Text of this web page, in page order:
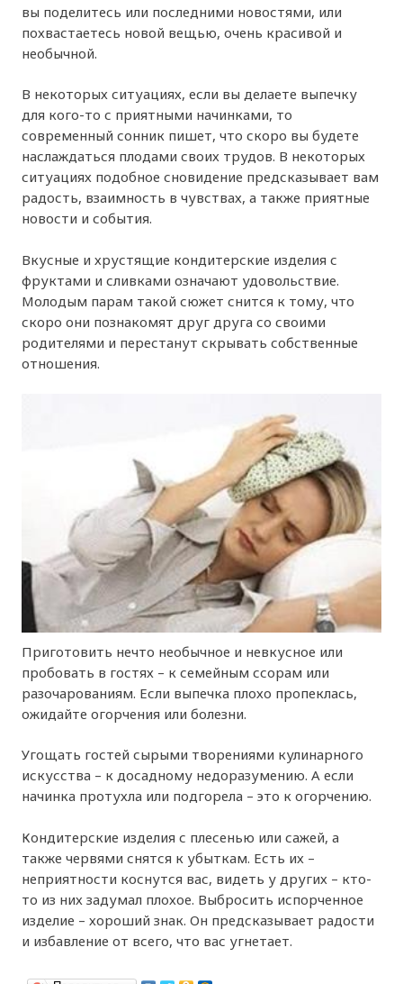
вы поделитесь или последними новостями, или
похвастаетесь новой вещью, очень красивой и
необычной.
В некоторых ситуациях, если вы делаете выпечку
для кого-то с приятными начинками, то
современный сонник пишет, что скоро вы будете
наслаждаться плодами своих трудов. В некоторых
ситуациях подобное сновидение предсказывает вам
радость, взаимность в чувствах, а также приятные
новости и события.
Вкусные и хрустящие кондитерские изделия с
фруктами и сливками означают удовольствие.
Молодым парам такой сюжет снится к тому, что
скоро они познакомят друг друга со своими
родителями и перестанут скрывать собственные
отношения.
Приготовить нечто необычное и невкусное или
пробовать в гостях – к семейным ссорам или
разочарованиям. Если выпечка плохо пропеклась,
ожидайте огорчения или болезни.
Угощать гостей сырыми творениями кулинарного
искусства – к досадному недоразумению. А если
начинка протухла или подгорела – это к огорчению.
Кондитерские изделия с плесенью или сажей, а
также червями снятся к убыткам. Есть их –
неприятности коснутся вас, видеть у других – кто-
то из них задумал плохое. Выбросить испорченное
изделие – хороший знак. Он предсказывает радости
и избавление от всего, что вас угнетает.